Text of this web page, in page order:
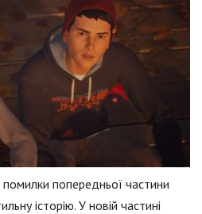
попередньої частини
історію. У новій частині